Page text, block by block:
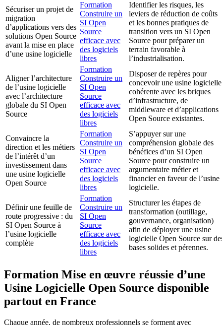
Sécuriser un projet de
migration
d’applications vers des
solutions Open Source
avant la mise en place
d’une usine logicielle
Formation
Construire un
SI Open
Source
efficace avec
des logiciels
libres
Identifier les risques, les
leviers de réduction de coûts
et les bonnes pratiques de
transition vers un SI Open
Source pour préparer un
terrain favorable à
l’industrialisation.
Aligner l’architecture
de l’usine logicielle
avec l’architecture
globale du SI Open
Source
Formation
Construire un
SI Open
Source
efficace avec
des logiciels
libres
Disposer de repères pour
concevoir une usine logicielle
cohérente avec les briques
d’infrastructure, de
middleware et d’applications
Open Source existantes.
Convaincre la
direction et les métiers
de l’intérêt d’un
investissement dans
une usine logicielle
Open Source
Formation
Construire un
SI Open
Source
efficace avec
des logiciels
libres
S’appuyer sur une
compréhension globale des
bénéfices d’un SI Open
Source pour construire un
argumentaire métier et
financier en faveur de l’usine
logicielle.
Définir une feuille de
route progressive : du
SI Open Source à
l’usine logicielle
complète
Formation
Construire un
SI Open
Source
efficace avec
des logiciels
libres
Structurer les étapes de
transformation (outillage,
gouvernance, organisation)
afin de déployer une usine
logicielle Open Source sur
bases solides et pérennes.
Formation Mise en œuvre réussie d’une
Usine Logicielle Open Source disponible
partout en France
Chaque année, de nombreux professionnels se forment avec